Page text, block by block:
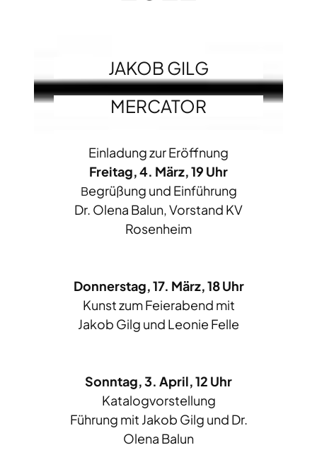
JAKOB GILG
MERCATOR
Einladung zur Eröffnung
Freitag, 4. März, 19 Uhr
Begrüßung und Einführung
Dr. Olena Balun, Vorstand KV
Rosenheim
Donnerstag, 17. März, 18 Uhr
Kunst zum Feierabend mit
Jakob Gilg und Leonie Felle
Sonntag, 3. April, 12 Uhr
Katalogvorstellung
Führung mit Jakob Gilg und Dr.
Olena Balun